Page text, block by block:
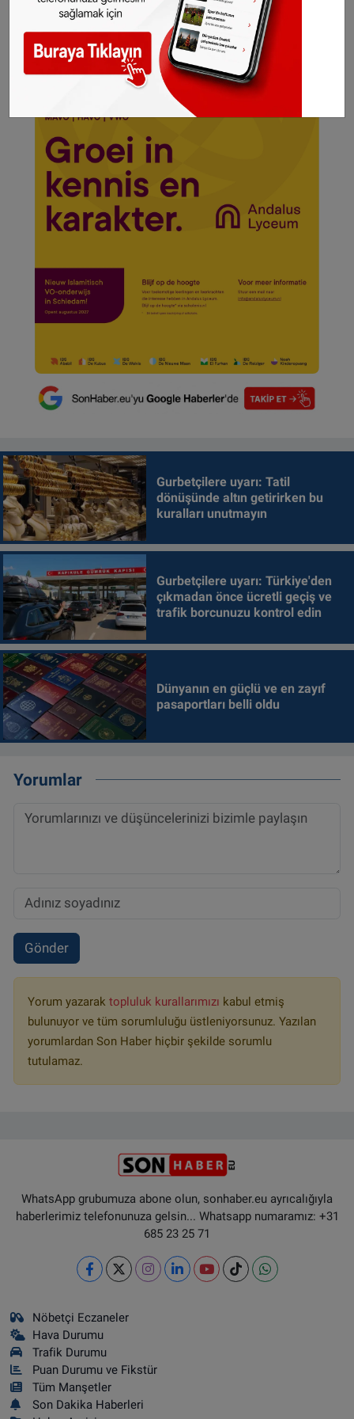
hakkıSONHABER.eu
’ya aittir. Haberin linki
kaynak olarak gösterilmeden alınan haberler
için hukuki işlem başlatılacaktır.
Gurbetçilere uyarı: Tatil
dönüşünde altın getirirken bu
kuralları unutmayın
Gurbetçilere uyarı: Türkiye'den
çıkmadan önce ücretli geçiş ve
trafik borcunuzu kontrol edin
Dünyanın en güçlü ve en zayıf
pasaportları belli oldu
Yorumlar
Gönder
Yorum yazarak topluluk kurallarımızı kabul etmiş
bulunuyor ve tüm sorumluluğu üstleniyorsunuz. Yazılan
yorumlardan Son Haber hiçbir şekilde sorumlu
tutulamaz.
WhatsApp grubumuza abone olun, sonhaber.eu ayrıcalığıyla
haberlerimiz telefonunuza gelsin... Whatsapp numaramız: +31
685 23 25 71
Nöbetçi Eczaneler
Hava Durumu
Trafik Durumu
Puan Durumu ve Fikstür
Tüm Manşetler
Son Dakika Haberleri